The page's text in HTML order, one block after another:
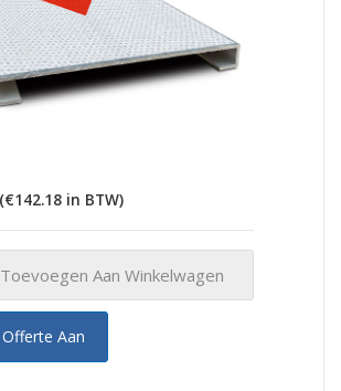
(€142.18 in BTW)
Toevoegen Aan Winkelwagen
Aan